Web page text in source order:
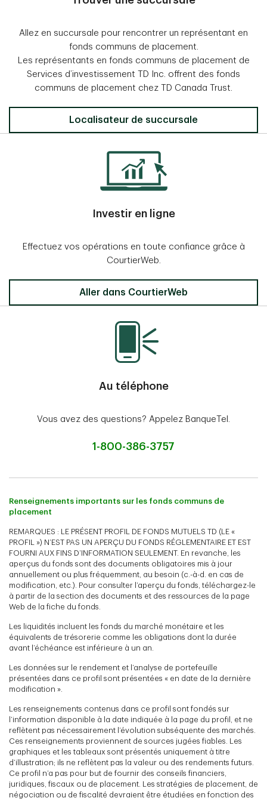
Allez en succursale pour rencontrer un représentant en
fonds communs de placement.
Les représentants en fonds communs de placement de
Services d’investissement TD Inc. offrent des fonds
communs de placement chez TD Canada Trust.
Localisateur de succursale
Investir en ligne
Effectuez vos opérations en toute confiance grâce à
CourtierWeb.
Aller dans CourtierWeb
Au téléphone
Vous avez des questions? Appelez BanqueTel.
1-800-386-3757
Renseignements importants sur les fonds communs de
placement
REMARQUES : LE PRÉSENT PROFIL DE FONDS MUTUELS TD (LE «
PROFIL ») N’EST PAS UN APERÇU DU FONDS RÉGLEMENTAIRE ET EST
FOURNI AUX FINS D’INFORMATION SEULEMENT. En revanche, les
aperçus du fonds sont des documents obligatoires mis à jour
annuellement ou plus fréquemment, au besoin (c.-à-d. en cas de
modification, etc.). Pour consulter l’aperçu du fonds, téléchargez-le
à partir de la section des documents et des ressources de la page
Web de la fiche du fonds.
Les liquidités incluent les fonds du marché monétaire et les
équivalents de trésorerie comme les obligations dont la durée
avant l’échéance est inférieure à un an.
Les données sur le rendement et l’analyse de portefeuille
présentées dans ce profil sont présentées « en date de la dernière
modification ».
Les renseignements contenus dans ce profil sont fondés sur
l’information disponible à la date indiquée à la page du profil, et ne
reflètent pas nécessairement l’évolution subséquente des marchés.
Ces renseignements proviennent de sources jugées fiables. Les
graphiques et les tableaux sont présentés uniquement à titre
d’illustration; ils ne reflètent pas la valeur ou des rendements futurs.
Ce profil n’a pas pour but de fournir des conseils financiers,
juridiques, fiscaux ou de placement. Les stratégies de placement, de
négociation ou de fiscalité devraient être étudiées en fonction des